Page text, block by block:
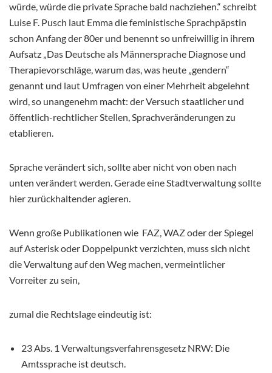
würde, würde die private Sprache bald nachziehen.“ schreibt
Luise F. Pusch laut Emma die feministische Sprachpäpstin
schon Anfang der 80er und benennt so unfreiwillig in ihrem
Aufsatz „Das Deutsche als Männersprache Diagnose und
Therapievorschläge, warum das, was heute „gendern“
genannt und laut Umfragen von einer Mehrheit abgelehnt
wird, so unangenehm macht: der Versuch staatlicher und
öffentlich-rechtlicher Stellen, Sprachveränderungen zu
etablieren.
Sprache verändert sich, sollte aber nicht von oben nach
unten verändert werden. Gerade eine Stadtverwaltung sollte
hier zurückhaltender agieren.
Wenn große Publikationen wie FAZ, WAZ oder der Spiegel
auf Asterisk oder Doppelpunkt verzichten, muss sich nicht
die Verwaltung auf den Weg machen, vermeintlicher
Vorreiter zu sein,
zumal die Rechtslage eindeutig ist:
23 Abs. 1 Verwaltungsverfahrensgesetz NRW: Die
Amtssprache ist deutsch.